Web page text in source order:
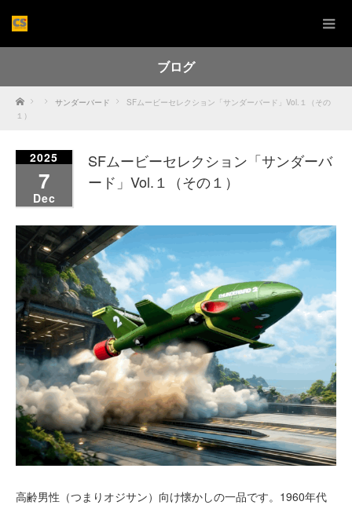
ブログ
Home サンダーバード
SFムービーセレクション「サンダーバード」Vol.１（その
１）
2025
7
Dec
SFムービーセレクション「サンダーバ
ード」Vol.１（その１）
高齢男性（つまりオジサン）向け懐かしの一品です。1960年代